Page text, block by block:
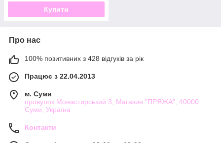
дни рождения, различные торжества. Используют как
однотонные ленты так и с нанесенным на них
Стрічки надають виробам виразність і витонченість.
інших.
Купити
Про нас
100% позитивних з 428 відгуків за рік
Працює з 22.04.2013
м. Суми
провулок Монастирський 3, Магазин "ПРЯЖА", 40000,
Суми, Україна
Контакти